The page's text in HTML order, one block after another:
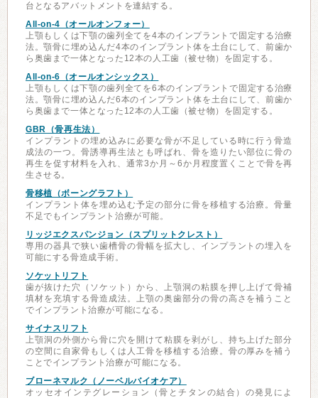
台となるアバットメントを連結する。
All-on-4（オールオンフォー）
上顎もしくは下顎の歯列全てを4本のインプラントで固定する治療
法。顎骨に埋め込んだ4本のインプラント体を土台にして、前歯か
ら奥歯まで一体となった12本の人工歯（被せ物）を固定する。
All-on-6（オールオンシックス）
上顎もしくは下顎の歯列全てを6本のインプラントで固定する治療
法。顎骨に埋め込んだ6本のインプラント体を土台にして、前歯か
ら奥歯まで一体となった12本の人工歯（被せ物）を固定する。
GBR（骨再生法）
インプラントの埋め込みに必要な骨が不足している時に行う骨造
成法の一つ。骨誘導再生法とも呼ばれ、骨を造りたい部位に骨の
再生を促す材料を入れ、通常3か月～6か月程度置くことで骨を再
生させる。
骨移植（ボーングラフト）
インプラント体を埋め込む予定の部分に骨を移植する治療。骨量
不足でもインプラント治療が可能。
リッジエクスパンジョン（スプリットクレスト）
専用の器具で狭い歯槽骨の骨幅を拡大し、インプラントの埋入を
可能にする骨造成手術。
ソケットリフト
歯が抜けた穴（ソケット）から、上顎洞の粘膜を押し上げて骨補
填材を充填する骨造成法。上顎の奥歯部分の骨の高さを補うこと
でインプラント治療が可能になる。
サイナスリフト
上顎洞の外側から骨に穴を開けて粘膜を剥がし、持ち上げた部分
の空間に自家骨もしくは人工骨を移植する治療。骨の厚みを補う
ことでインプラント治療が可能になる。
ブローネマルク（ノーベルバイオケア）
オッセオインテグレーション（骨とチタンの結合）の発見によ